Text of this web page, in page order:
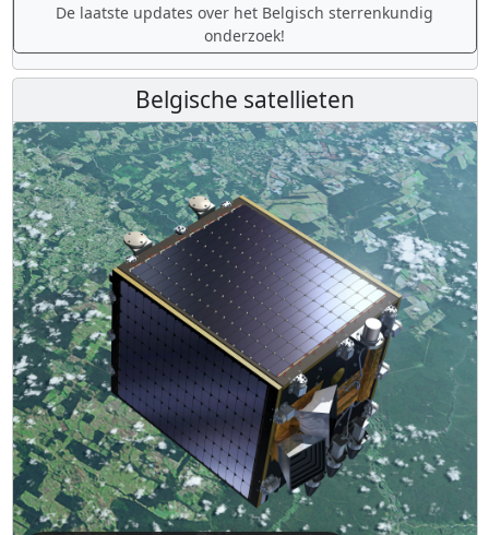
De laatste updates over het Belgisch sterrenkundig
onderzoek!
Belgische satellieten